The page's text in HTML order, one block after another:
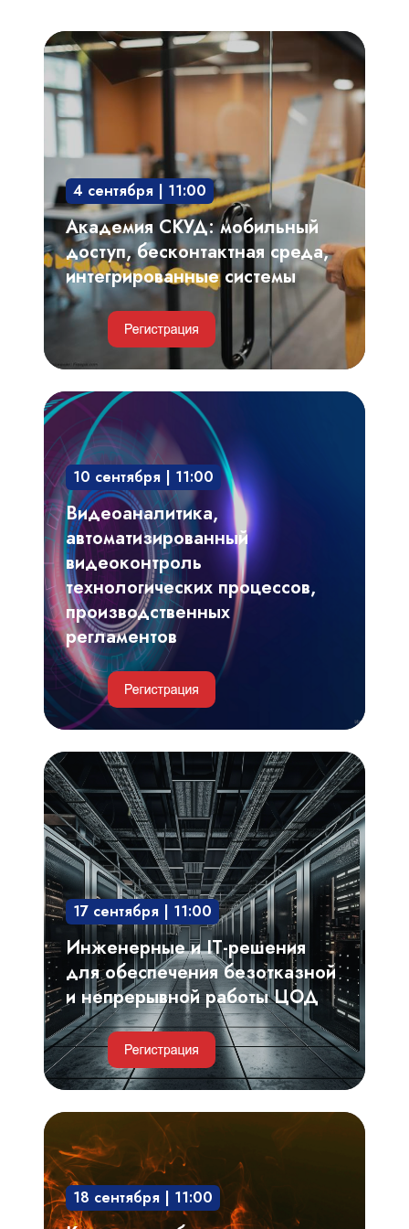
Академия
СКУД:
мобильный
доступ,
бесконтактная
интегрированные
системы
4 сентября | 11:00
Академия СКУД: мобильный
доступ, бесконтактная среда,
интегрированные системы
Видеоаналитика,
автоматизированный
видеоконтроль
технологических
процессов,
производственных
регламентов
10 сентября | 11:00
Видеоаналитика,
автоматизированный
видеоконтроль
технологических процессов,
производственных
регламентов
Инженерные
и
IT-
решения
для
обеспечения
безотказной
и
непрерывной
работы
ЦОД
17 сентября | 11:00
Инженерные и IT-решения
для обеспечения безотказной
и непрерывной работы ЦОД
Критерии
выбора,
проектирование
системы18 сентября | 11:00